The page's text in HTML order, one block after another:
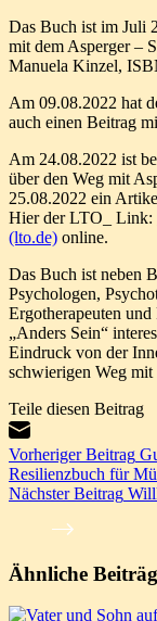
Das Buch ist im Juli
mit dem Asperger –
Manuela Kinzel,
Am 09.08.2022 hat
auch einen Beitrag
Am 24.08.2022 ist
über den Weg mit
25.08.2022 ein
Hier der LTO_ Link:
(lto.de) online.
Das Buch ist neben
Psychologen,
Ergotherapeuten
„Anders Sein“
Eindruck von der
schwierigen Weg
Teile diesen Beitrag
VorherigerBeitrag
Resilienzbuch für
NächsterBeitrag
Ähnliche